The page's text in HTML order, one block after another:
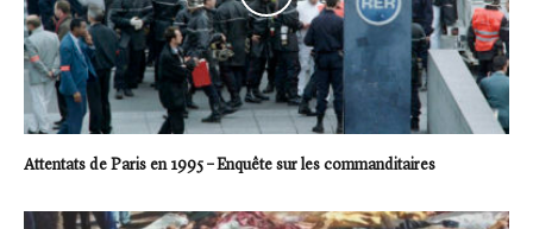
Attentats de Paris en 1995 – Enquête sur les commanditaires